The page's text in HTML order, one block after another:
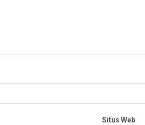
Situs Web